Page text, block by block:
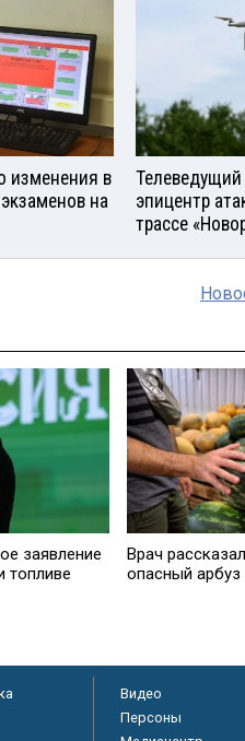
изменения в
на
эпицентр
трассе
заявление
топливе
Врач
опасный арбуз
Видео
Персоны